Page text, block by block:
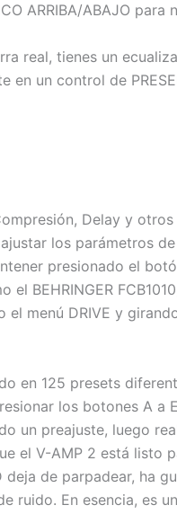
ARRIBA/ABAJO
real, tienes un
en un control de
Delay y
los parámetros
presionado el
el BEHRINGER
menú DRIVE y
en 125 presets
los botones A
un preajuste, luego
el V-AMP 2 está
deja de parpadear, ha
ruido. En esencia, es